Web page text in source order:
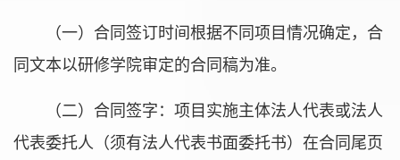
（一）合同签订时间根据不同项目情况确定，合
同文本以研修学院审定的合同稿为准。
（二）合同签字：项目实施主体法人代表或法人
代表委托人（须有法人代表书面委托书）在合同尾页